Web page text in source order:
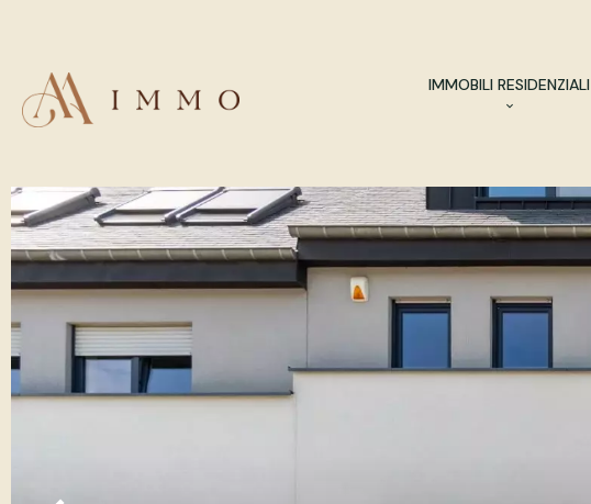
IMMOBILI RESIDENZIALI